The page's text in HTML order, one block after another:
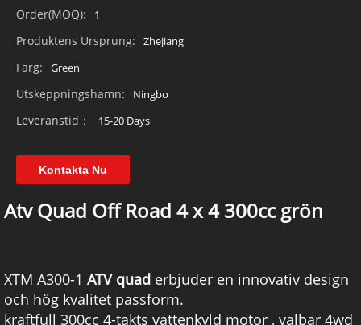
Order(MOQ): 1
Produktens Ursprung: Zhejiang
Färg: Green
Utskeppningshamn: Ningbo
Leveranstid： 15-20 Days
Kontakta Nu
Atv Quad Off Road 4 x 4 300cc grön
XTM A300-1 ATV quad erbjuder en innovativ design
och hög kvalitet passform.
kraftfull 300cc 4-takts vattenkyld motor , valbar 4wd